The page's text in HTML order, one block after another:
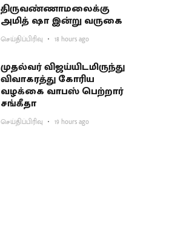
திருவண்ணாமலைக்கு
அமித் ஷா இன்று வருகை
செய்திப்பிரிவு 18 hours ago
முதல்வர் விஜய்யிடமிருந்து
விவாகரத்து கோரிய
வழக்கை வாபஸ் பெற்றார்
சங்கீதா
செய்திப்பிரிவு 19 hours ago